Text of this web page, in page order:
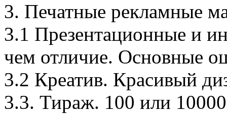
3. Печатные рекламные
3.1 Презентационные и
чем отличие. Основные
3.2 Креатив. Красивый
3.3. Тираж. 100 или